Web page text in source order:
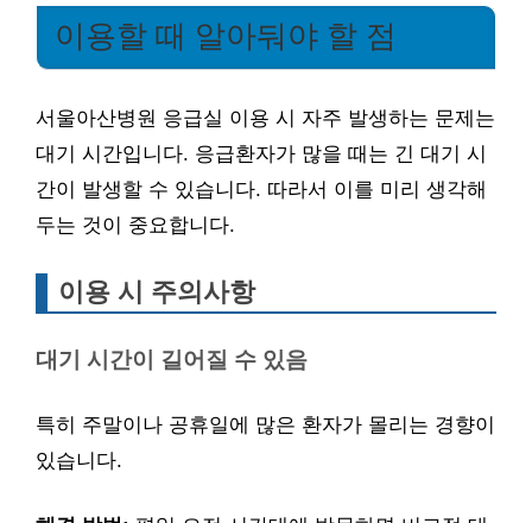
이용할 때 알아둬야 할 점
서울아산병원 응급실 이용 시 자주 발생하는 문제는
대기 시간입니다. 응급환자가 많을 때는 긴 대기 시
간이 발생할 수 있습니다. 따라서 이를 미리 생각해
두는 것이 중요합니다.
이용 시 주의사항
대기 시간이 길어질 수 있음
특히 주말이나 공휴일에 많은 환자가 몰리는 경향이
있습니다.